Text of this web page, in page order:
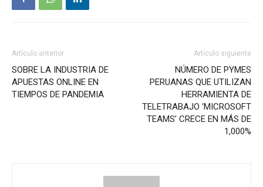
Artículo anterior
SOBRE LA INDUSTRIA DE
APUESTAS ONLINE EN
TIEMPOS DE PANDEMIA
Artículo siguiente
NÚMERO DE PYMES
PERUANAS QUE UTILIZAN
HERRAMIENTA DE
TELETRABAJO ‘MICROSOFT
TEAMS’ CRECE EN MÁS DE
1,000%